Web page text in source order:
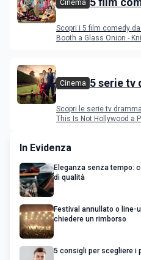
Cinema
Scopri i 5 film comedy
Booth a Glass Onion -
Cinema 5 serie tv
Scopri le serie tv
This
In Evidenza
Eleganza senza tempo:
di qualità
Festival annullato o
chiedere un rimborso
5 consigli per scegliere i